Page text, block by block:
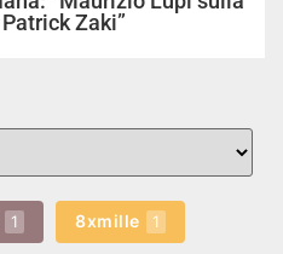
Zaki”
1 8xmille 1